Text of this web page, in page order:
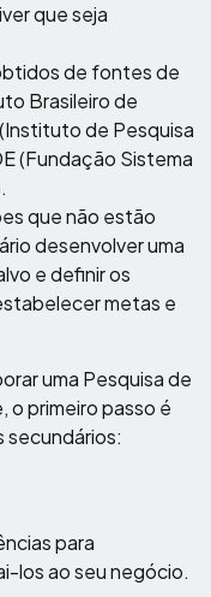
que seja
de fontes de
Brasileiro de
de Pesquisa
(Fundação Sistema
que não estão
desenvolver uma
e definir os
metas e
uma Pesquisa de
o primeiro passo é
secundários:
para
los ao seu negócio.